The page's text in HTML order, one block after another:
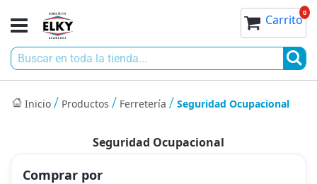
al
contenido
Toggle
Nav
Mi cesta
Carrito0 0
Inicio Productos Ferretería Seguridad Ocupacional
Seguridad Ocupacional
Comprar por